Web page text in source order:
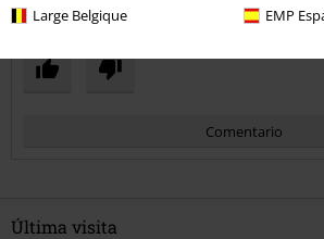
Large Belgique EMP
¿Te ha sido útil esta opinión?
Comentario
Última visita